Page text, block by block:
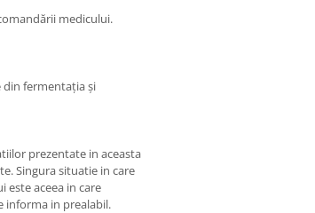
medicului.
din fermentația și
prezentate in aceasta
Singura situatie in care
aceea in care
informa in prealabil.